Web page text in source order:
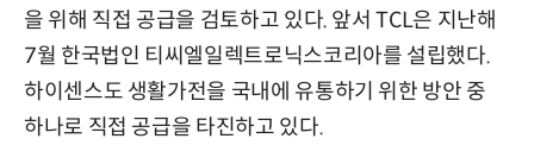
을 위해 직접 공급을 검토하고 있다. 앞서 TCL은 지난해
7월 한국법인 티씨엘일렉트로닉스코리아를 설립했다.
하이센스도 생활가전을 국내에 유통하기 위한 방안 중
하나로 직접 공급을 타진하고 있다.